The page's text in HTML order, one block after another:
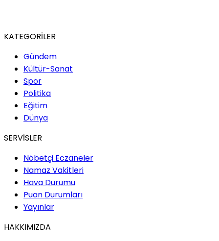
KATEGORİLER
Gündem
Kültür-Sanat
Spor
Politika
Eğitim
Dünya
SERVİSLER
Nöbetçi Eczaneler
Namaz Vakitleri
Hava Durumu
Puan Durumları
Yayınlar
HAKKIMIZDA